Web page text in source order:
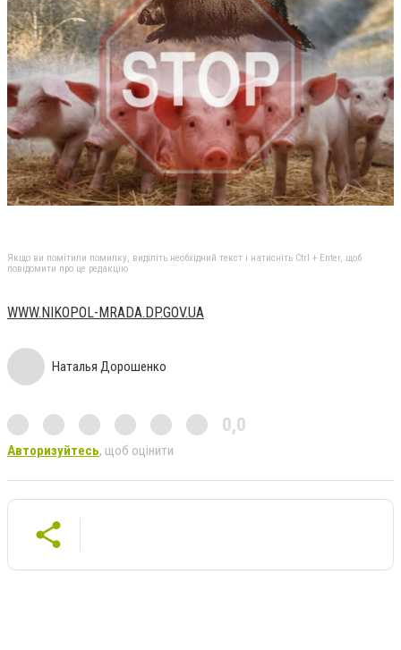
Якщо ви помітили помилку, виділіть необхідний текст і натисніть Ctrl + Enter, щоб
повідомити про це редакцію
WWW.NIKOPOL-MRADA.DP.GOV.UA
Наталья Дорошенко
0,0
Авторизуйтесь, щоб оцінити